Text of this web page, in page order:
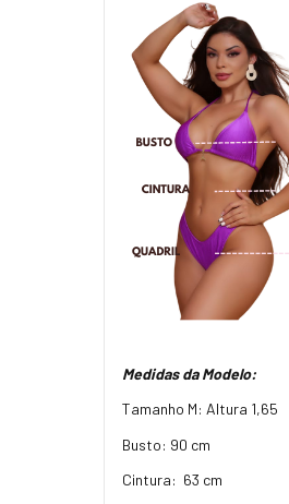
Medidas da Modelo:
Tamanho M: Altura 1,65
Busto: 90 cm
Cintura: 63 cm